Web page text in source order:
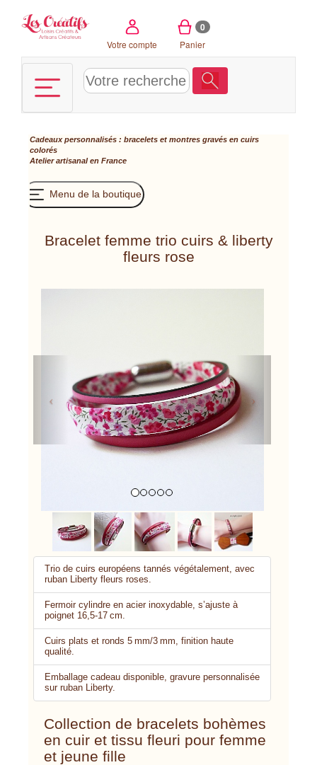
Votre compte
0
Panier
Cadeaux personnalisés : bracelets et montres gravés en cuirs
colorés
Atelier artisanal en France
Menu de la boutique
Bracelet femme trio cuirs & liberty
fleurs rose
Trio de cuirs européens tannés végétalement, avec
ruban Liberty fleurs roses.
Fermoir cylindre en acier inoxydable, s’ajuste à
poignet 16,5‑17 cm.
Cuirs plats et ronds 5 mm/3 mm, finition haute
qualité.
Emballage cadeau disponible, gravure personnalisée
sur ruban Liberty.
Collection de bracelets bohèmes
en cuir et tissu fleuri pour femme
et jeune fille